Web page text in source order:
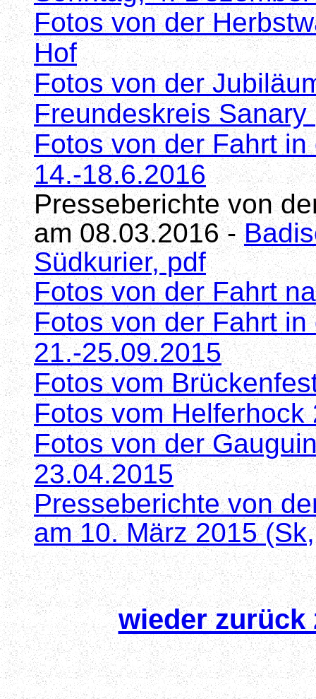
Fotos von der
Hof
Fotos von der
Freundeskreis
Fotos von der Fahrt
14.-18.6.2016
Presseberichte von
am 08.03.2016 -
Südkurier, pdf
Fotos von der Fahrt
Fotos von der Fahrt
21.-25.09.2015
Fotos vom
Fotos vom Helferhock
Fotos von der
23.04.2015
Presseberichte von
am 10. März 2015
wieder zurück